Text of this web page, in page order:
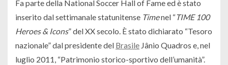
Fa parte della National Soccer Hall of Fameed è stato
inserito dal settimanale statunitense Timenel “TIME 100
Heroes & Icons” del XX secolo. È stato dichiarato “Tesoro
nazionale” dal presidente del Brasile Jânio Quadros e, nel
luglio 2011, “Patrimonio storico-sportivo dell’umanità”.